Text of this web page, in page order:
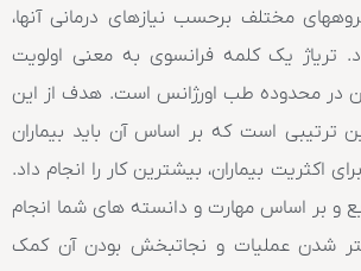
مختلف برحسب نیازهای درمانی آنها،
تریاژ یک کلمه فرانسوی به معنی اولویت
در محدوده طب اورژانس است. هدف از این
ترتیبی است که بر اساس آن باید بیماران
اکثریت بیماران، بیشترین کار را انجام داد.
و بر اساس مهارت و دانسته های شما انجام
شدن عملیات و نجاتبخش بودن آن کمک